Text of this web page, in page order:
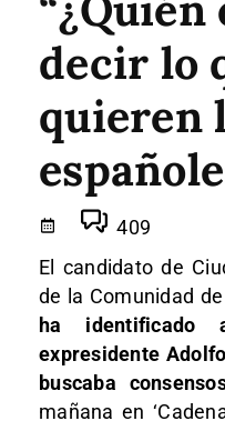
decir lo
quieren
409
El candidato de
de la Comunidad
ha
expresidente
buscaba
mañana en